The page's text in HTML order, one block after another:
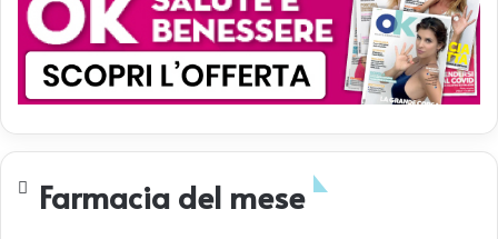
Farmacia del mese